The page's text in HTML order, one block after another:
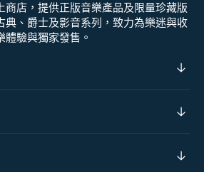
商店，提供正版音樂產品及限量珍藏版
典、爵士及影音系列，致力為樂迷與收
驗與獨家發售。